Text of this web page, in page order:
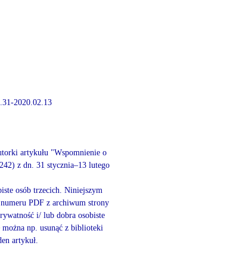
2020.02.13
artykułu "Wspomnienie o
z dn. 31 stycznia–13 lutego
osób trzecich. Niniejszym
numeru PDF z archiwum strony
i/ lub dobra osobiste
np. usunąć z biblioteki
artykuł.